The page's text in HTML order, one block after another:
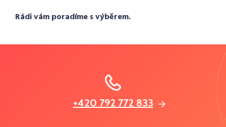
Rádi vám poradíme s výběrem.
+420 792 772 833